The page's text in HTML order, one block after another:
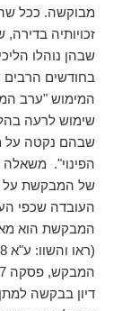
מבוקשה. ככל
זכויותיה
שבהן נוהלו
בחודשים הרבים
המימוש "ערב
שימוש לרעה
שבהם נקטה על
הפינוי". משאלה
של המבקשת על
העובדה שכפי
המבקשת הוא
דיון בבקשה